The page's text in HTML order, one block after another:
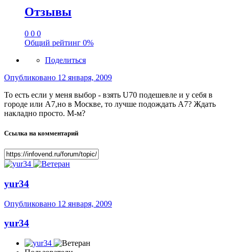
Отзывы
0 0 0
Общий рейтинг 0%
Поделиться
Опубликовано 12 января, 2009
То есть если у меня выбор - взять U70 подешевле и у себя в
городе или A7,но в Москве, то лучше подождать А7? Ждать
накладно просто. М-м?
Ссылка на комментарий
yur34
Опубликовано 12 января, 2009
yur34